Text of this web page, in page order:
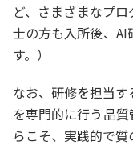
ど、さまざまなプ
士の方も入所後、
す。）
なお、研修を担当
を専門的に行う品
らこそ、実践的で質